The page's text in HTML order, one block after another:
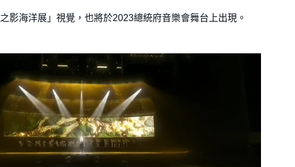
影海洋展」視覺，也將於2023總統府音樂會舞台上出現。